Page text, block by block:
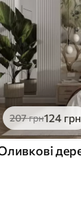
207грн124 грн